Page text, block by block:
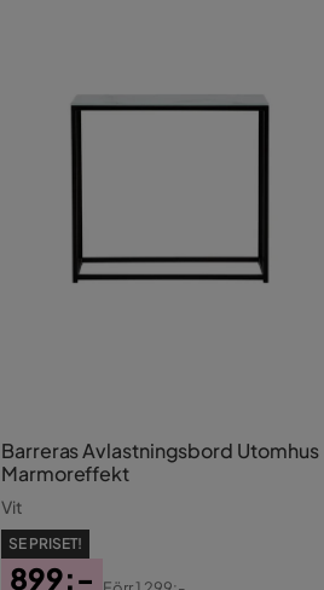
Barreras Avlastningsbord Utomhus
Marmoreffekt
Vit
SE PRISET!
899:-